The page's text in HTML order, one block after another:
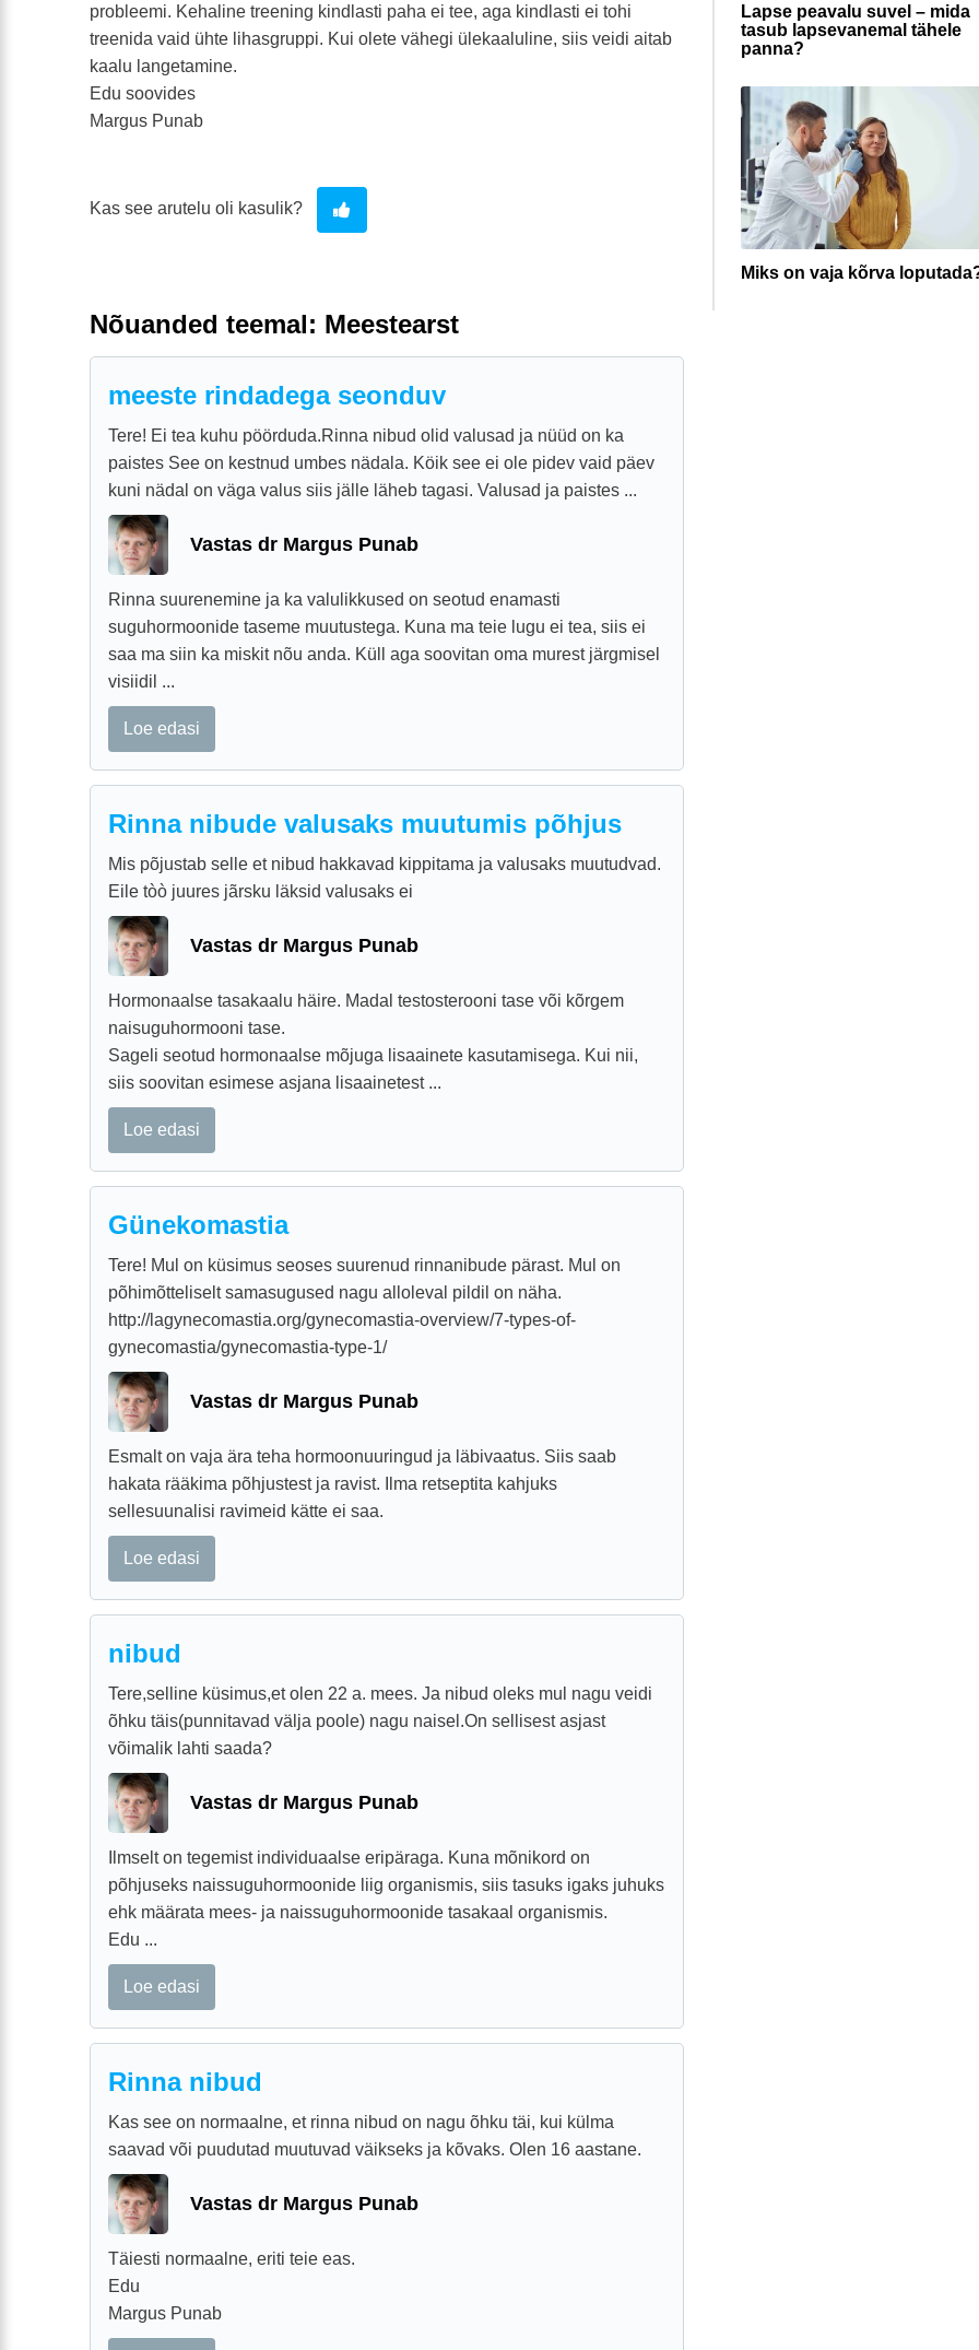
Lapse peavalu suvel – mida
tasub lapsevanemal tähele
panna?
Miks on vaja kõrva
probleemi. Kehaline treening kindlasti paha ei tee, aga kindlasti ei tohi
treenida vaid ühte lihasgruppi. Kui olete vähegi ülekaaluline, siis veidi aitab
kaalu langetamine.
Edu soovides
Margus Punab
Kas see arutelu oli kasulik?
Nõuanded teemal: Meestearst
meeste rindadega seonduv
Tere! Ei tea kuhu pöörduda.Rinna nibud olid valusad ja nüüd on ka
paistes See on kestnud umbes nädala. Köik see ei ole pidev vaid päev
kuni nädal on väga valus siis jälle läheb tagasi. Valusad ja paistes ...
Vastas dr Margus Punab
Rinna suurenemine ja ka valulikkused on seotud enamasti
suguhormoonide taseme muutustega. Kuna ma teie lugu ei tea, siis ei
saa ma siin ka miskit nõu anda. Küll aga soovitan oma murest järgmisel
visiidil ...
Loe edasi
Rinna nibude valusaks muutumis põhjus
Mis põjustab selle et nibud hakkavad kippitama ja valusaks muutudvad.
Eile tòò juures jãrsku läksid valusaks ei
Vastas dr Margus Punab
Hormonaalse tasakaalu häire. Madal testosterooni tase või kõrgem
naisuguhormooni tase.
Sageli seotud hormonaalse mõjuga lisaainete kasutamisega. Kui nii,
siis soovitan esimese asjana lisaainetest ...
Loe edasi
Günekomastia
Tere! Mul on küsimus seoses suurenud rinnanibude pärast. Mul on
põhimõtteliselt samasugused nagu alloleval pildil on näha.
http://lagynecomastia.org/gynecomastia-overview/7-types-of-
gynecomastia/gynecomastia-type-1/
Vastas dr Margus Punab
Esmalt on vaja ära teha hormoonuuringud ja läbivaatus. Siis saab
hakata rääkima põhjustest ja ravist. Ilma retseptita kahjuks
sellesuunalisi ravimeid kätte ei saa.
Loe edasi
nibud
Tere,selline küsimus,et olen 22 a. mees. Ja nibud oleks mul nagu veidi
õhku täis(punnitavad välja poole) nagu naisel.On sellisest asjast
võimalik lahti saada?
Vastas dr Margus Punab
Ilmselt on tegemist individuaalse eripäraga. Kuna mõnikord on
põhjuseks naissuguhormoonide liig organismis, siis tasuks igaks juhuks
ehk määrata mees- ja naissuguhormoonide tasakaal organismis.
Edu ...
Loe edasi
Rinna nibud
Kas see on normaalne, et rinna nibud on nagu õhku täi, kui külma
saavad või puudutad muutuvad väikseks ja kõvaks. Olen 16 aastane.
Vastas dr Margus Punab
Täiesti normaalne, eriti teie eas.
Edu
Margus Punab